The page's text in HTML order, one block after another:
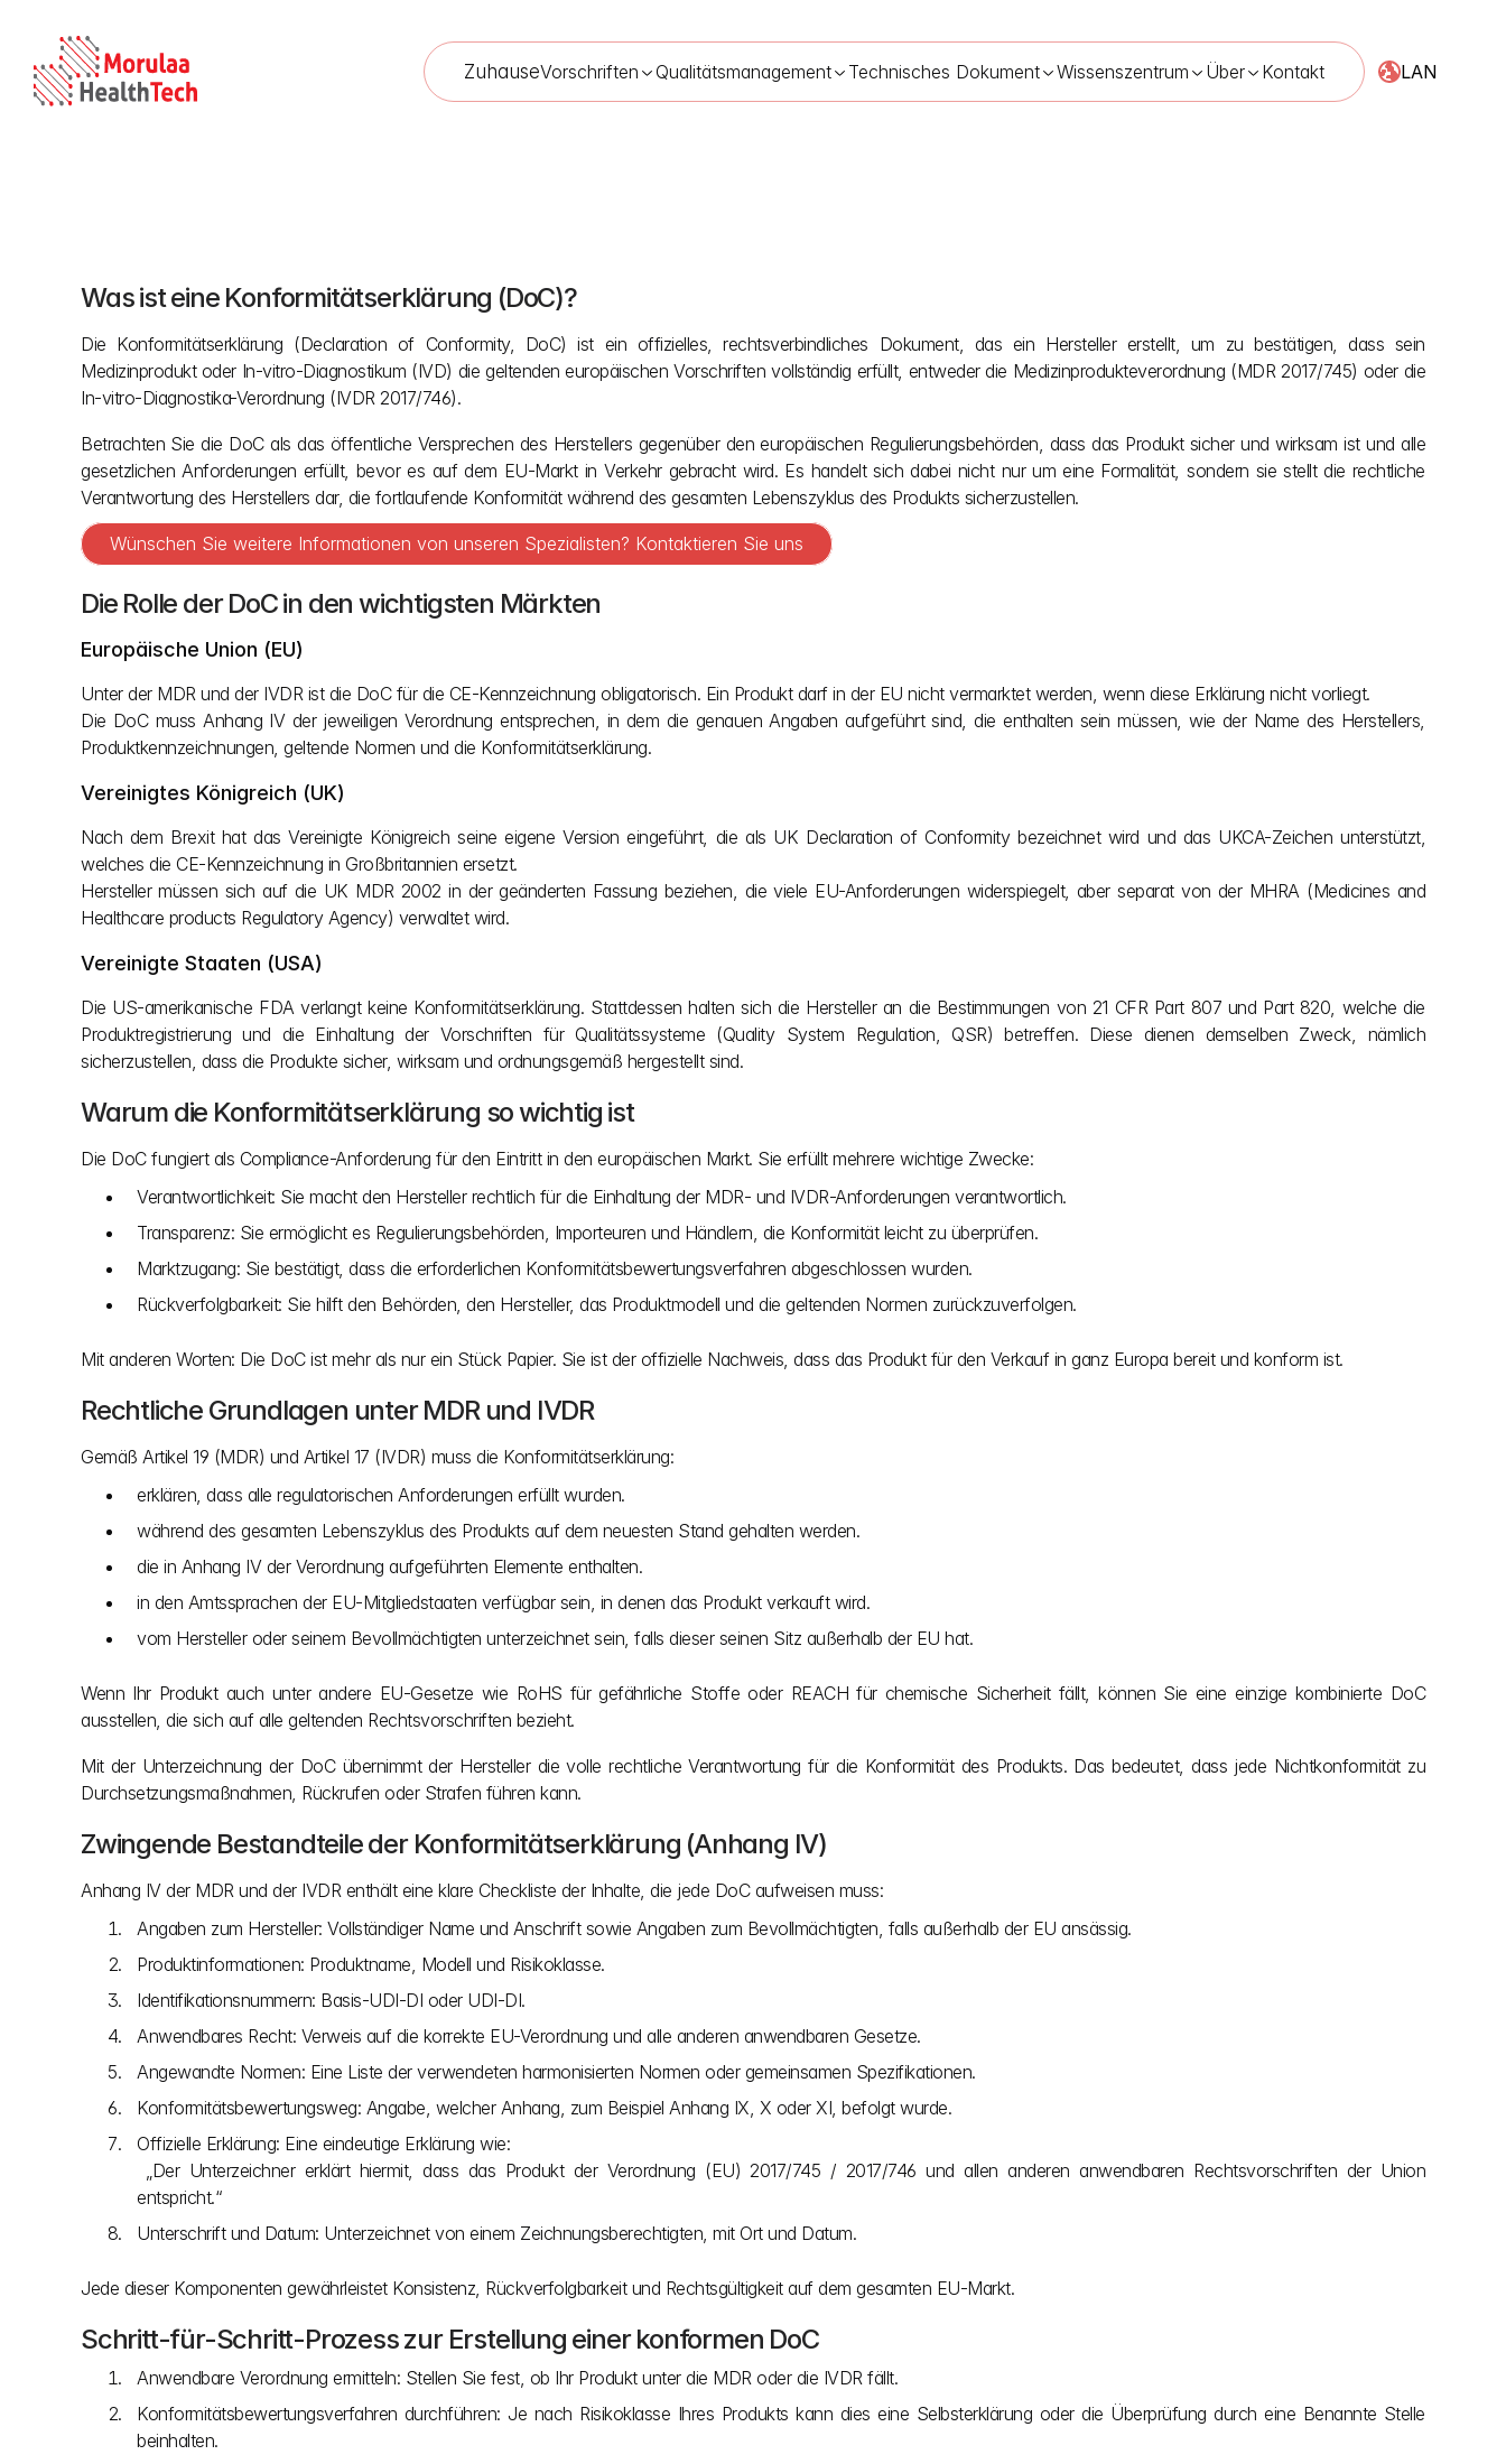
ZuhauseVorschriften Qualitätsmanagement Technisches Dokument Wissenszentrum Über Kontakt LAN
Konformitätserklärung (DoC) unter der MDR & IVDR
Was ist eine Konformitätserklärung (DoC)?
Die Konformitätserklärung (Declaration of Conformity, DoC) ist ein offizielles, rechtsverbindliches Dokument, das ein Hersteller erstellt, um zu bestätigen, dass sein
Medizinprodukt oder In-vitro-Diagnostikum (IVD) die geltenden europäischen Vorschriften vollständig erfüllt, entweder die Medizinprodukteverordnung (MDR 2017/745) oder die
In-vitro-Diagnostika-Verordnung (IVDR 2017/746).
Betrachten Sie die DoC als das öffentliche Versprechen des Herstellers gegenüber den europäischen Regulierungsbehörden, dass das Produkt sicher und wirksam ist und alle
gesetzlichen Anforderungen erfüllt, bevor es auf dem EU-Markt in Verkehr gebracht wird. Es handelt sich dabei nicht nur um eine Formalität, sondern sie stellt die rechtliche
Verantwortung des Herstellers dar, die fortlaufende Konformität während des gesamten Lebenszyklus des Produkts sicherzustellen.
Wünschen Sie weitere Informationen von unseren Spezialisten? Kontaktieren Sie uns
Die Rolle der DoC in den wichtigsten Märkten
Europäische Union (EU)
Unter der MDR und der IVDR ist die DoC für die CE-Kennzeichnung obligatorisch. Ein Produkt darf in der EU nicht vermarktet werden, wenn diese Erklärung nicht vorliegt.
Die DoC muss Anhang IV der jeweiligen Verordnung entsprechen, in dem die genauen Angaben aufgeführt sind, die enthalten sein müssen, wie der Name des Herstellers,
Produktkennzeichnungen, geltende Normen und die Konformitätserklärung.
Vereinigtes Königreich (UK)
Nach dem Brexit hat das Vereinigte Königreich seine eigene Version eingeführt, die als UK Declaration of Conformity bezeichnet wird und das UKCA-Zeichen unterstützt,
welches die CE-Kennzeichnung in Großbritannien ersetzt.
Hersteller müssen sich auf die UK MDR 2002 in der geänderten Fassung beziehen, die viele EU-Anforderungen widerspiegelt, aber separat von der MHRA (Medicines and
Healthcare products Regulatory Agency) verwaltet wird.
Vereinigte Staaten (USA)
Die US-amerikanische FDA verlangt keine Konformitätserklärung. Stattdessen halten sich die Hersteller an die Bestimmungen von 21 CFR Part 807 und Part 820, welche die
Produktregistrierung und die Einhaltung der Vorschriften für Qualitätssysteme (Quality System Regulation, QSR) betreffen. Diese dienen demselben Zweck, nämlich
sicherzustellen, dass die Produkte sicher, wirksam und ordnungsgemäß hergestellt sind.
Warum die Konformitätserklärung so wichtig ist
Die DoC fungiert als Compliance-Anforderung für den Eintritt in den europäischen Markt. Sie erfüllt mehrere wichtige Zwecke:
Verantwortlichkeit: Sie macht den Hersteller rechtlich für die Einhaltung der MDR- und IVDR-Anforderungen verantwortlich.
Transparenz: Sie ermöglicht es Regulierungsbehörden, Importeuren und Händlern, die Konformität leicht zu überprüfen.
Marktzugang: Sie bestätigt, dass die erforderlichen Konformitätsbewertungsverfahren abgeschlossen wurden.
Rückverfolgbarkeit: Sie hilft den Behörden, den Hersteller, das Produktmodell und die geltenden Normen zurückzuverfolgen.
Mit anderen Worten: Die DoC ist mehr als nur ein Stück Papier. Sie ist der offizielle Nachweis, dass das Produkt für den Verkauf in ganz Europa bereit und konform ist.
Rechtliche Grundlagen unter MDR und IVDR
Gemäß Artikel 19 (MDR) und Artikel 17 (IVDR) muss die Konformitätserklärung:
erklären, dass alle regulatorischen Anforderungen erfüllt wurden.
während des gesamten Lebenszyklus des Produkts auf dem neuesten Stand gehalten werden.
die in Anhang IV der Verordnung aufgeführten Elemente enthalten.
in den Amtssprachen der EU-Mitgliedstaaten verfügbar sein, in denen das Produkt verkauft wird.
vom Hersteller oder seinem Bevollmächtigten unterzeichnet sein, falls dieser seinen Sitz außerhalb der EU hat.
Wenn Ihr Produkt auch unter andere EU-Gesetze wie RoHS für gefährliche Stoffe oder REACH für chemische Sicherheit fällt, können Sie eine einzige kombinierte DoC
ausstellen, die sich auf alle geltenden Rechtsvorschriften bezieht.
Mit der Unterzeichnung der DoC übernimmt der Hersteller die volle rechtliche Verantwortung für die Konformität des Produkts. Das bedeutet, dass jede Nichtkonformität zu
Durchsetzungsmaßnahmen, Rückrufen oder Strafen führen kann.
Zwingende Bestandteile der Konformitätserklärung (Anhang IV)
Anhang IV der MDR und der IVDR enthält eine klare Checkliste der Inhalte, die jede DoC aufweisen muss:
Angaben zum Hersteller: Vollständiger Name und Anschrift sowie Angaben zum Bevollmächtigten, falls außerhalb der EU ansässig.
Produktinformationen: Produktname, Modell und Risikoklasse.
Identifikationsnummern: Basis-UDI-DI oder UDI-DI.
Anwendbares Recht: Verweis auf die korrekte EU-Verordnung und alle anderen anwendbaren Gesetze.
Angewandte Normen: Eine Liste der verwendeten harmonisierten Normen oder gemeinsamen Spezifikationen.
Konformitätsbewertungsweg: Angabe, welcher Anhang, zum Beispiel Anhang IX, X oder XI, befolgt wurde.
Offizielle Erklärung: Eine eindeutige Erklärung wie:
entspricht.“
Unterschrift und Datum: Unterzeichnet von einem Zeichnungsberechtigten, mit Ort und Datum.
Jede dieser Komponenten gewährleistet Konsistenz, Rückverfolgbarkeit und Rechtsgültigkeit auf dem gesamten EU-Markt.
Schritt-für-Schritt-Prozess zur Erstellung einer konformen DoC
Anwendbare Verordnung ermitteln: Stellen Sie fest, ob Ihr Produkt unter die MDR oder die IVDR fällt.
Konformitätsbewertungsverfahren durchführen: Je nach Risikoklasse Ihres Produkts kann dies eine Selbsterklärung oder die Überprüfung durch eine Benannte Stelle
beinhalten.